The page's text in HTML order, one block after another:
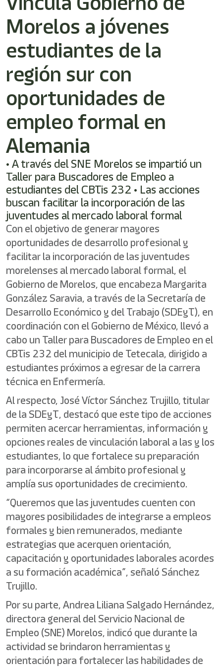
Este
acceso
directo
lector
de
pantalla
ayudarle
navegar
interactuar
con
contenido.
Morelos a jóvenes
estudiantes de la
región sur con
oportunidades de
empleo formal en
Alemania
• A través del SNE Morelos se impartió un
Taller para Buscadores de Empleo a
estudiantes del CBTis 232 • Las acciones
buscan facilitar la incorporación de las
juventudes al mercado laboral formal
Con el objetivo de generar mayores
oportunidades de desarrollo profesional y
facilitar la incorporación de las juventudes
morelenses al mercado laboral formal, el
Gobierno de Morelos, que encabeza Margarita
González Saravia, a través de la Secretaría de
Desarrollo Económico y del Trabajo (SDEyT), en
coordinación con el Gobierno de México, llevó a
cabo un Taller para Buscadores de Empleo en el
CBTis 232 del municipio de Tetecala, dirigido a
estudiantes próximos a egresar de la carrera
técnica en Enfermería.
Al respecto, José Víctor Sánchez Trujillo, titular
de la SDEyT, destacó que este tipo de acciones
permiten acercar herramientas, información y
opciones reales de vinculación laboral a las y los
estudiantes, lo que fortalece su preparación
para incorporarse al ámbito profesional y
amplía sus oportunidades de crecimiento.
“Queremos que las juventudes cuenten con
mayores posibilidades de integrarse a empleos
formales y bien remunerados, mediante
estrategias que acerquen orientación,
capacitación y oportunidades laborales acordes
a su formación académica”, señaló Sánchez
Trujillo.
Por su parte, Andrea Liliana Salgado Hernández,
directora general del Servicio Nacional de
Empleo (SNE) Morelos, indicó que durante la
actividad se brindaron herramientas y
orientación para fortalecer las habilidades de